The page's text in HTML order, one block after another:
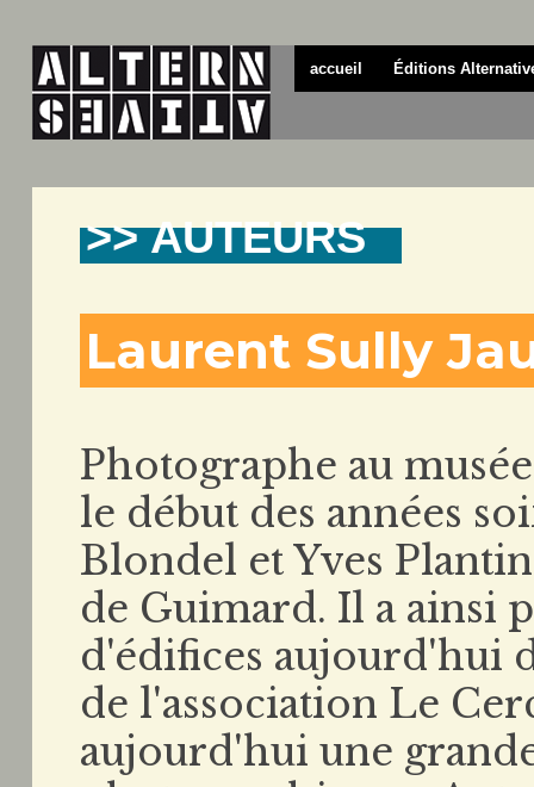
accueil Éditions
>> AUTEURS
Laurent Sully
Photographe au
le début des années
Blondel et Yves
de Guimard. Il a ainsi
d'édifices aujourd'hui
de l'association Le
aujourd'hui une